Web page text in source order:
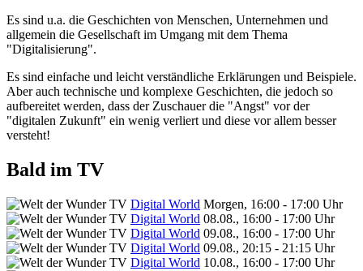
Es sind u.a. die Geschichten von Menschen, Unternehmen und
allgemein die Gesellschaft im Umgang mit dem Thema
"Digitalisierung".
Es sind einfache und leicht verständliche Erklärungen und Beispiele.
Aber auch technische und komplexe Geschichten, die jedoch so
aufbereitet werden, dass der Zuschauer die "Angst" vor der
"digitalen Zukunft" ein wenig verliert und diese vor allem besser
versteht!
Bald im TV
Digital World Morgen, 16:00 - 17:00 Uhr
Digital World 08.08., 16:00 - 17:00 Uhr
Digital World 09.08., 16:00 - 17:00 Uhr
Digital World 09.08., 20:15 - 21:15 Uhr
Digital World 10.08., 16:00 - 17:00 Uhr